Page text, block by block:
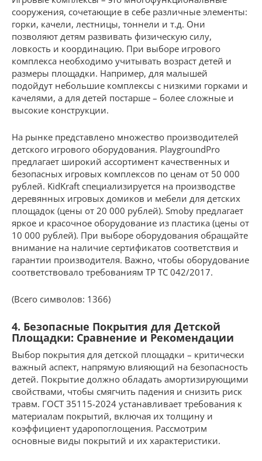
сооружения, сочетающие в себе различные элементы:
горки, качели, лестницы, тоннели и т.д. Они
позволяют детям развивать физическую силу,
ловкость и координацию. При выборе игрового
комплекса необходимо учитывать возраст детей и
размеры площадки. Например, для малышей
подойдут небольшие комплексы с низкими горками и
качелями, а для детей постарше – более сложные и
высокие конструкции.
На рынке представлено множество производителей
детского игрового оборудования. PlaygroundPro
предлагает широкий ассортимент качественных и
безопасных игровых комплексов по ценам от 50 000
рублей. KidKraft специализируется на производстве
деревянных игровых домиков и мебели для детских
площадок (цены от 20 000 рублей). Smoby предлагает
яркое и красочное оборудование из пластика (цены от
10 000 рублей). При выборе оборудования обращайте
внимание на наличие сертификатов соответствия и
гарантии производителя. Важно, чтобы оборудование
соответствовало требованиям ТР ТС 042/2017.
(Всего символов: 1366)
4. Безопасные Покрытия для Детской
Площадки: Сравнение и Рекомендации
Выбор покрытия для детской площадки – критически
важный аспект, напрямую влияющий на безопасность
детей. Покрытие должно обладать амортизирующими
свойствами, чтобы смягчить падения и снизить риск
травм. ГОСТ 35115-2024 устанавливает требования к
материалам покрытий, включая их толщину и
коэффициент ударопоглощения. Рассмотрим
основные виды покрытий и их характеристики.